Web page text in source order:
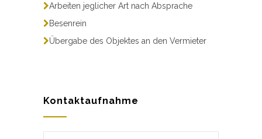
Arbeiten jeglicher Art nach Absprache
Besenrein
Übergabe des Objektes an den Vermieter
Kontaktaufnahme